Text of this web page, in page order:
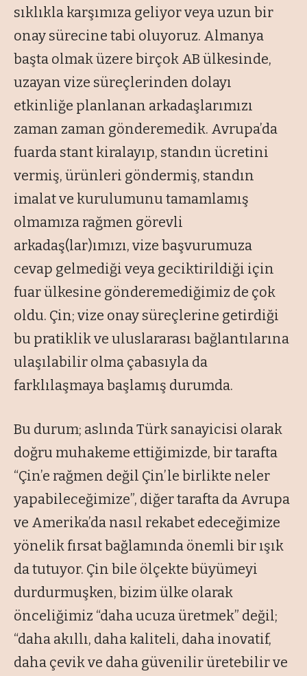
sıklıkla karşımıza geliyor veya uzun bir
onay sürecine tabi oluyoruz. Almanya
başta olmak üzere birçok AB ülkesinde,
uzayan vize süreçlerinden dolayı
etkinliğe planlanan arkadaşlarımızı
zaman zaman gönderemedik. Avrupa’da
fuarda stant kiralayıp, standın ücretini
vermiş, ürünleri göndermiş, standın
imalat ve kurulumunu tamamlamış
olmamıza rağmen görevli
arkadaş(lar)ımızı, vize başvurumuza
cevap gelmediği veya geciktirildiği için
fuar ülkesine gönderemediğimiz de çok
oldu. Çin; vize onay süreçlerine getirdiği
bu pratiklik ve uluslararası bağlantılarına
ulaşılabilir olma çabasıyla da
farklılaşmaya başlamış durumda.
Bu durum; aslında Türk sanayicisi olarak
doğru muhakeme ettiğimizde, bir tarafta
“Çin’e rağmen değil Çin’le birlikte neler
yapabileceğimize”, diğer tarafta da Avrupa
ve Amerika’da nasıl rekabet edeceğimize
yönelik fırsat bağlamında önemli bir ışık
da tutuyor. Çin bile ölçekte büyümeyi
durdurmuşken, bizim ülke olarak
önceliğimiz “daha ucuza üretmek” değil;
“daha akıllı, daha kaliteli, daha inovatif,
daha çevik ve daha güvenilir üretebilir ve